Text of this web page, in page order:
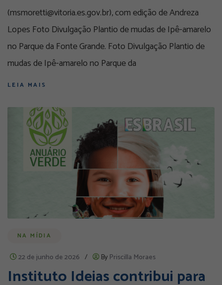
(msmoretti@vitoria.es.gov.br), com edição de Andreza
Lopes Foto Divulgação Plantio de mudas de Ipê-amarelo
no Parque da Fonte Grande. Foto Divulgação Plantio de
mudas de Ipê-amarelo no Parque da
LEIA MAIS
NA MÍDIA
22 de junho de 2026 / By Priscilla Moraes
Instituto Ideias contribui para